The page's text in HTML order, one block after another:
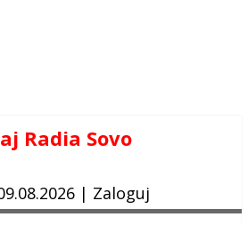
Radia Sovo
| Zaloguj